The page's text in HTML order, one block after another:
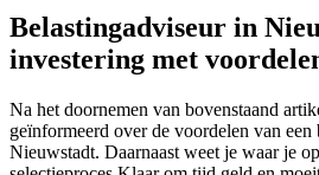
Belastingadviseur in
investering met
Na het doornemen van bovenstaand
geïnformeerd over de voordelen van een
Nieuwstadt. Daarnaast weet je waar je